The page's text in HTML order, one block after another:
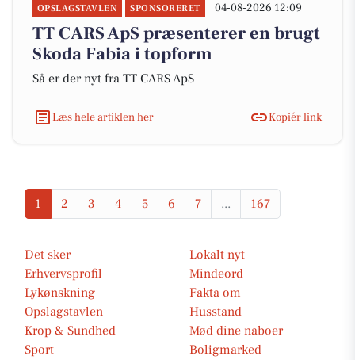
OPSLAGSTAVLEN SPONSORERET 04-08-2026 12:09
TT CARS ApS præsenterer en brugt
Skoda Fabia i topform
Så er der nyt fra TT CARS ApS
Læs hele artiklen her Kopiér link
1 2 3 4 5 6 7 ... 167
Det sker
Lokalt nyt
Erhvervsprofil
Mindeord
Lykønskning
Fakta om
Opslagstavlen
Husstand
Krop & Sundhed
Mød dine naboer
Sport
Boligmarked